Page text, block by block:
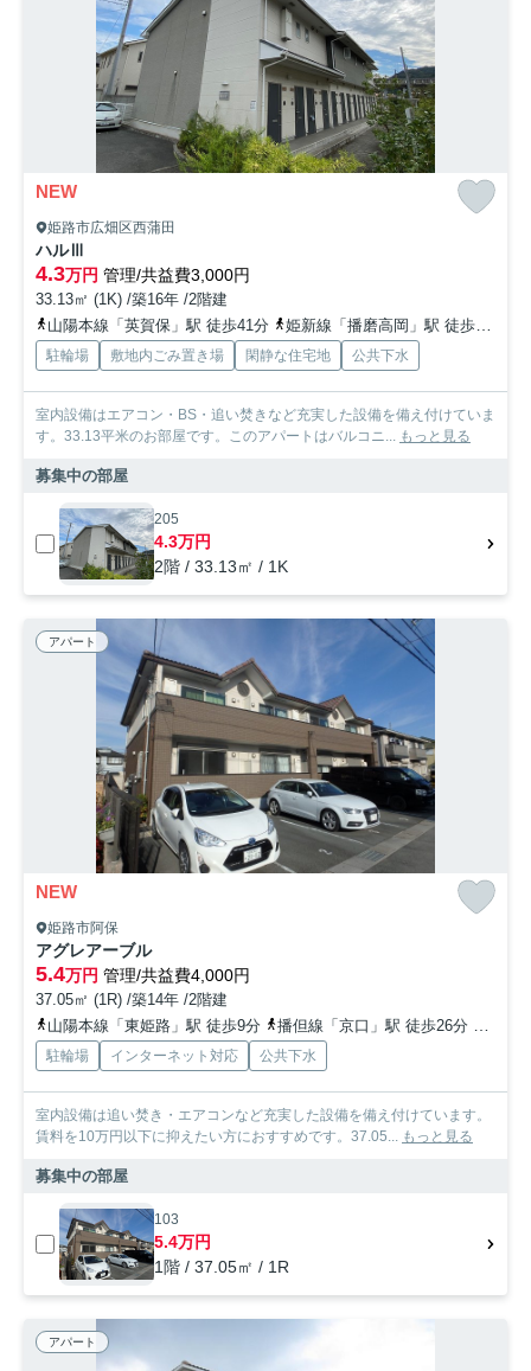
NEW
姫路市広畑区西蒲田
ハルⅢ
4.3万円 管理/共益費3,000円
33.13㎡ (1K) /築16年 /2階建
山陽本線「英賀保」駅 徒歩41分
姫新線「播磨高岡」駅 徒歩42分
駐輪場 敷地内ごみ置き場 閑静な住宅地 公共下水
室内設備はエアコン・BS・追い焚きなど充実した設備を備え付けていま
す。33.13平米のお部屋です。このアパートはバルコニ... もっと見る
募集中の部屋
205
4.3万円
2階 / 33.13㎡ / 1K
アパート
NEW
姫路市阿保
アグレアーブル
5.4万円 管理/共益費4,000円
37.05㎡ (1R) /築14年 /2階建
山陽本線「東姫路」駅 徒歩9分
播但線「京口」駅 徒歩26分 山陽
駐輪場 インターネット対応 公共下水
室内設備は追い焚き・エアコンなど充実した設備を備え付けています。
賃料を10万円以下に抑えたい方におすすめです。37.05... もっと見る
募集中の部屋
103
5.4万円
1階 / 37.05㎡ / 1R
アパート